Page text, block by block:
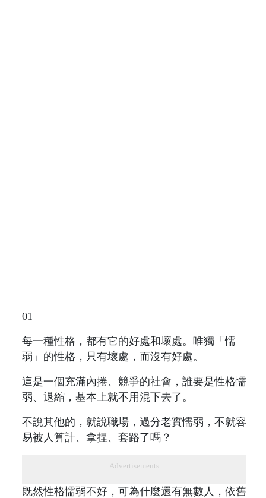
01
每一種性格，都有它的好處和壞處。唯獨「懦
弱」的性格，只有壞處，而沒有好處。
這是一個充滿內捲、競爭的社會，誰要是性格懦
弱、退縮，基本上就不用混下去了。
不說其他的，就說職場，過分老實懦弱，不就容
易被人算計、拿捏、套路了嗎？
Advertisements
既然性格懦弱不好，可為什麼還有無數人，依舊